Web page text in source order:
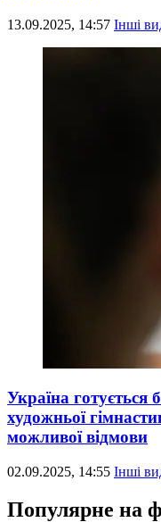
13.09.2025, 14:57 Інші
Україна готується
художньої
можливої відмови
02.09.2025, 14:55 Інші
Популярне на